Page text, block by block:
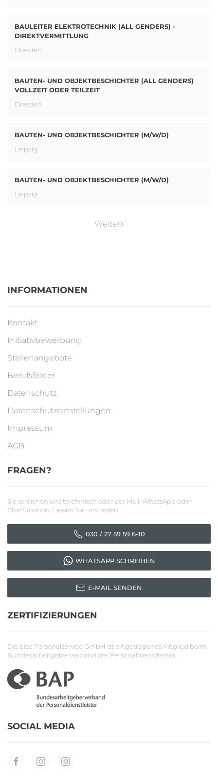
BAULEITER ELEKTROTECHNIK (ALL GENDERS) -
DIREKTVERMITTLUNG
Dresden
BAUTEN- UND OBJEKTBESCHICHTER (ALL GENDERS)
VOLLZEIT ODER TEILZEIT
Dresden
BAUTEN- UND OBJEKTBESCHICHTER (M/W/D)
Leipzig
BAUTEN- UND OBJEKTBESCHICHTER (M/W/D)
Leipzig
Weiter
INFORMATIONEN
Kontakt
Initiativbewerbung
Stellenangebote
Berufsfelder
Datenschutz
Datenschutzeinstellungen
Impressum
AGB
FRAGEN?
Sie erreichen uns telefonisch oder per Mail, WhatsApp oder
Chatfunktion. Lassen Sie uns reden...
030 / 27 59 59 6-10
WHATSAPP SCHREIBEN
E-MAIL SENDEN
ZERTIFIZIERUNGEN
Die biac Personalservice GmbH ist eingetragenes Mitglied beim
Bundesarbeitgeberverband der Personaldienstleister.
SOCIAL MEDIA